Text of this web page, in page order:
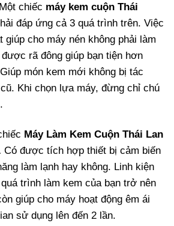
chiếc máy kem cuộn Thái
đáp ứng cả 3 quá trình trên. Việc
giúp cho máy nén không phải làm
rã đông giúp bạn tiện hơn
món kem mới không bị tác
Khi chọn lựa máy, đừng chỉ chú
Máy Làm Kem Cuộn Thái Lan
Có được tích hợp thiết bị cảm biến
làm lạnh hay không. Linh kiện
trình làm kem của bạn trở nên
giúp cho máy hoạt động êm ái
sử dụng lên đến 2 lần.